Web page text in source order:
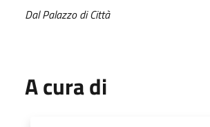
Dal Palazzo di Città
A cura di